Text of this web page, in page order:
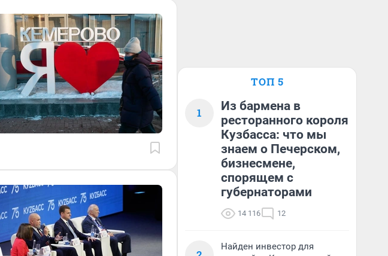
ТОП 5
1
Из бармена в
ресторанного короля
Кузбасса: что мы
знаем о Печерском,
бизнесмене,
спорящем с
губернаторами
14 116 12
Найден инвестор для